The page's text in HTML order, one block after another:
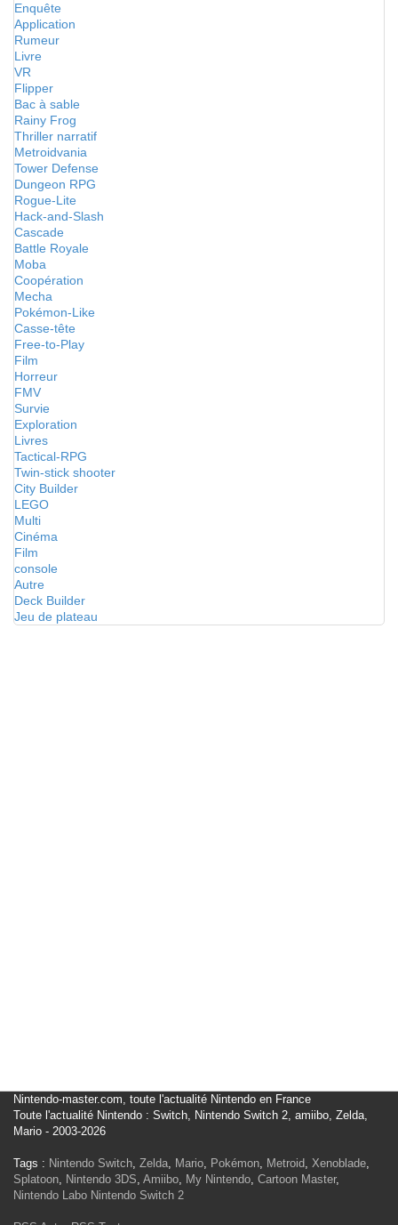
Enquête
Application
Rumeur
Livre
VR
Flipper
Bac à sable
Rainy Frog
Thriller narratif
Metroidvania
Tower Defense
Dungeon RPG
Rogue-Lite
Hack-and-Slash
Cascade
Battle Royale
Moba
Coopération
Mecha
Pokémon-Like
Casse-tête
Free-to-Play
Film
Horreur
FMV
Survie
Exploration
Livres
Tactical-RPG
Twin-stick shooter
City Builder
LEGO
Multi
Cinéma
Film
console
Autre
Deck Builder
Jeu de plateau
Nintendo-master.com, toute l'actualité Nintendo en France
Toute l'actualité Nintendo : Switch, Nintendo Switch 2, amiibo, Zelda,
Mario - 2003-2026
Tags : Nintendo Switch, Zelda, Mario, Pokémon, Metroid, Xenoblade,
Splatoon, Nintendo 3DS, Amiibo, My Nintendo, Cartoon Master,
Nintendo Labo Nintendo Switch 2